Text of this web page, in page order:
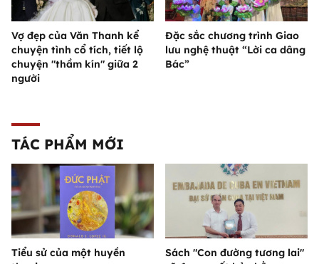
Vợ đẹp của Văn Thanh kể
chuyện tình cổ tích, tiết lộ
chuyện "thầm kín" giữa 2
người
Đặc sắc chương trình Giao
lưu nghệ thuật “Lời ca dâng
Bác”
TÁC PHẨM MỚI
Tiểu sử của một huyền
Sách "Con đường tương lai"